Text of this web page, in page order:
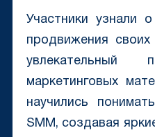
Участники узнали
продвижения своих
увлекательный
маркетинговых
научились
SMM, создавая